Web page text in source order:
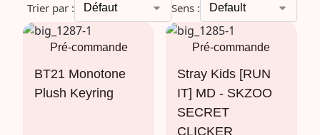
Trier par : Sens :
Pré-commande
BT21 Monotone
Plush Keyring
Pré-commande
Stray Kids [RUN
IT] MD - SKZOO
SECRET
CLICKER